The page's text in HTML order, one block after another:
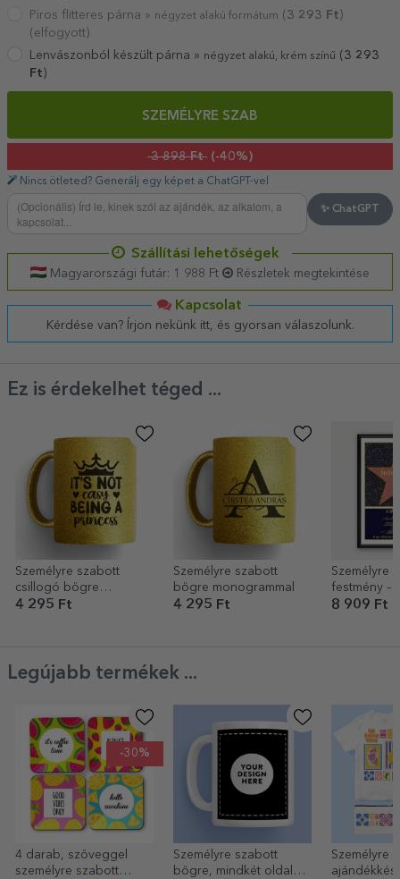
Piros flitteres párna » négyzet alakú formátum ( 3 293 Ft )
(elfogyott)
Lenvászonból készült párna » négyzet alakú, krém színű ( 3 293
Ft )
SZEMÉLYRE SZAB
3 898 Ft (-40%)
Nincs ötleted? Generálj egy képet a ChatGPT-vel
✨ ChatGPT
Szállítási lehetőségek
Magyarországi futár: 1 988 Ft Részletek megtekintése
Kapcsolat
Kérdése van? Írjon nekünk itt, és gyorsan válaszolunk.
Ez is érdekelhet téged ...
Személyre szabott
csillogó bögre
szöveggel - Hercegnő
4 295 Ft
Személyre szabott
bögre monogrammal
4 295 Ft
Személyre
festmény –
sztárja
8 909 Ft
Legújabb termékek ...
-30%
4 darab, szöveggel
személyre szabott
Személyre szabott
bögre, mindkét oldalán
Személyre